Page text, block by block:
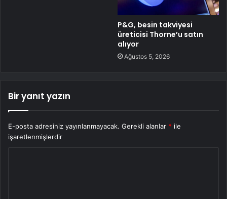
P&G, besin takviyesi
üreticisi Thorne’u satın
alıyor
Ağustos 5, 2026
Bir yanıt yazın
E-posta adresiniz yayınlanmayacak. Gerekli alanlar * ile
işaretlenmişlerdir